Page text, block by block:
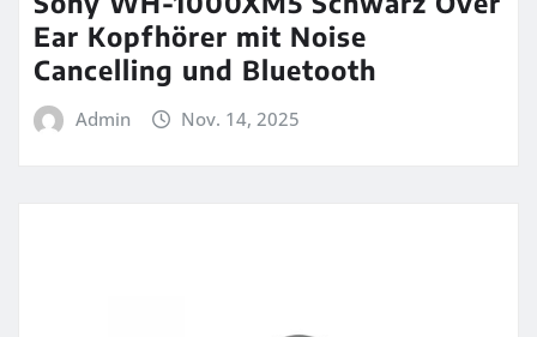
Ear Kopfhörer mit Noise
Cancelling und Bluetooth
Admin Nov. 14, 2025